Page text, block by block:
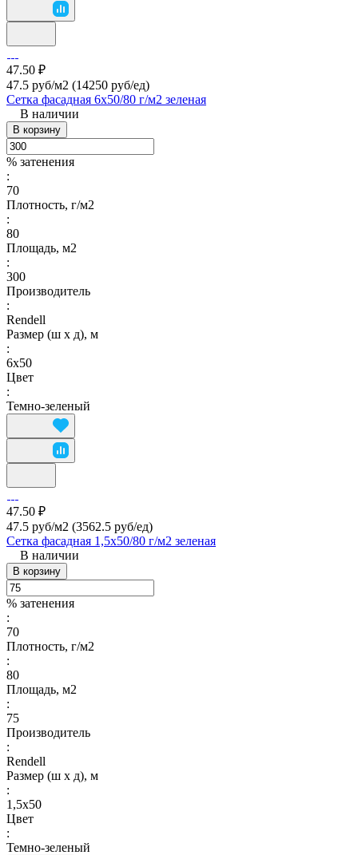
47.50 ₽
47.5 руб/м2 (14250 руб/eд)
Сетка фасадная 6х50/80 г/м2 зеленая
В наличии
В корзину
% затенения
:
70
Плотность, г/м2
:
80
Площадь, м2
:
300
Производитель
:
Rendell
Размер (ш х д), м
:
6х50
Цвет
:
Темно-зеленый
47.50 ₽
47.5 руб/м2 (3562.5 руб/eд)
Сетка фасадная 1,5х50/80 г/м2 зеленая
В наличии
В корзину
% затенения
:
70
Плотность, г/м2
:
80
Площадь, м2
:
75
Производитель
:
Rendell
Размер (ш х д), м
:
1,5х50
Цвет
:
Темно-зеленый